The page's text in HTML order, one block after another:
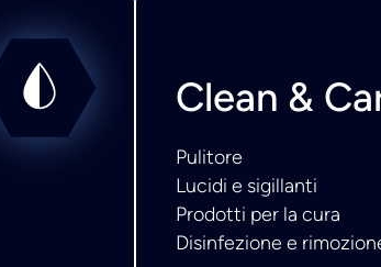
Clean &
Pulitore
Lucidi e sigillanti
Prodotti per la cura
Disinfezione e